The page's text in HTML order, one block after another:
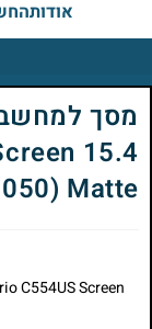
אודות
15.4
Matte